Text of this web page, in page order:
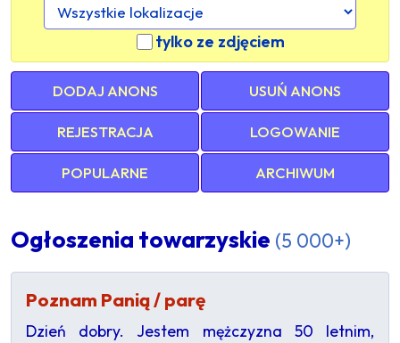
tylko ze zdjęciem
DODAJ ANONS USUŃ ANONS
REJESTRACJA LOGOWANIE
POPULARNE ARCHIWUM
Ogłoszenia towarzyskie (5 000+)
Poznam Panią / parę
Dzień dobry. Jestem mężczyzna 50 letnim,